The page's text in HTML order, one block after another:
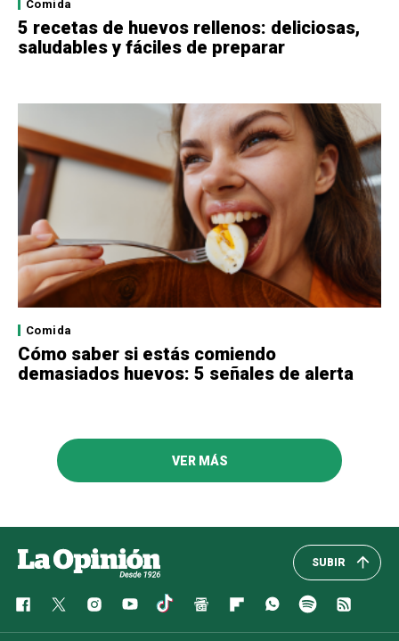
Comida
5 recetas de huevos rellenos: deliciosas,
saludables y fáciles de preparar
Comida
Cómo saber si estás comiendo
demasiados huevos: 5 señales de alerta
VER MÁS
SUBIR